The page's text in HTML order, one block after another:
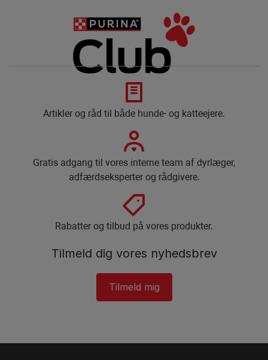
Artikler og råd til både hunde- og katteejere.
Gratis adgang til vores interne team af dyrlæger,
adfærdseksperter og rådgivere.​
Rabatter og tilbud på vores produkter.​
Tilmeld dig vores nyhedsbrev​
Tilmeld mig​